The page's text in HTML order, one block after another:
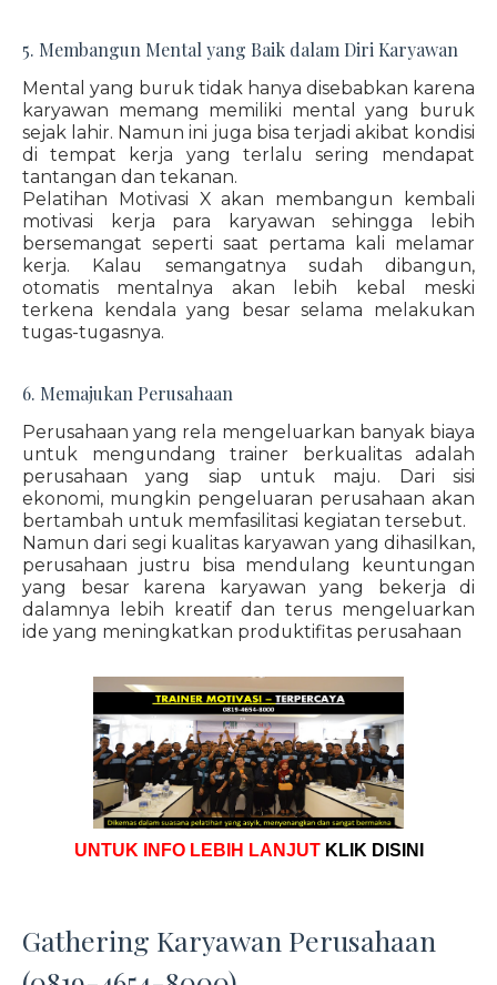
5. Membangun Mental yang Baik dalam Diri Karyawan
Mental yang buruk tidak hanya disebabkan karena
karyawan memang memiliki mental yang buruk
sejak lahir. Namun ini juga bisa terjadi akibat kondisi
di tempat kerja yang terlalu sering mendapat
tantangan dan tekanan.
Pelatihan Motivasi X akan membangun kembali
motivasi kerja para karyawan sehingga lebih
bersemangat seperti saat pertama kali melamar
kerja. Kalau semangatnya sudah dibangun,
otomatis mentalnya akan lebih kebal meski
terkena kendala yang besar selama melakukan
tugas-tugasnya.
6. Memajukan Perusahaan
Perusahaan yang rela mengeluarkan banyak biaya
untuk mengundang trainer berkualitas adalah
perusahaan yang siap untuk maju. Dari sisi
ekonomi, mungkin pengeluaran perusahaan akan
bertambah untuk memfasilitasi kegiatan tersebut.
Namun dari segi kualitas karyawan yang dihasilkan,
perusahaan justru bisa mendulang keuntungan
yang besar karena karyawan yang bekerja di
dalamnya lebih kreatif dan terus mengeluarkan
ide yang meningkatkan produktifitas perusahaan
UNTUK INFO LEBIH LANJUT KLIK DISINI
Gathering Karyawan Perusahaan